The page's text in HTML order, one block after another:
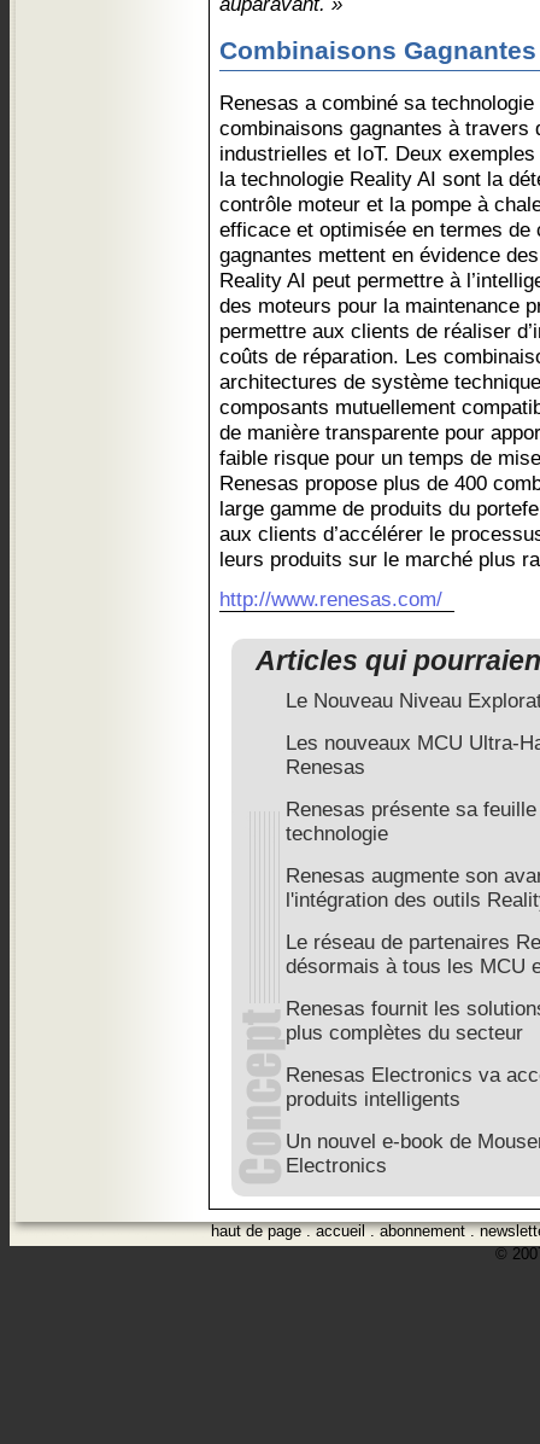
Combinaisons Gagnantes
Renesas a combiné sa technologie
combinaisons gagnantes à travers
industrielles et IoT. Deux
la technologie Reality AI sont la
contrôle moteur et la pompe à
efficace et optimisée en termes
gagnantes mettent en évidence
Reality AI peut permettre à
des moteurs pour la maintenance
permettre aux clients de réaliser
coûts de réparation. Les
architectures de système
composants mutuellement
de manière transparente pour
faible risque pour un temps de
Renesas propose plus de 400
large gamme de produits du
aux clients d’accélérer le
leurs produits sur le marché plus
http://www.renesas.com/
Articles qui
Le Nouveau Niveau
Les nouveaux MCU Ultra-
Renesas
Renesas présente sa
technologie
Renesas augmente son
l'intégration des outils
Le réseau de partenaires
désormais à tous les MCU
Renesas fournit les
plus complètes du secteur
Renesas Electronics va
produits intelligents
Un nouvel e-book de
Electronics
haut de page.accueil.abonnement.
©